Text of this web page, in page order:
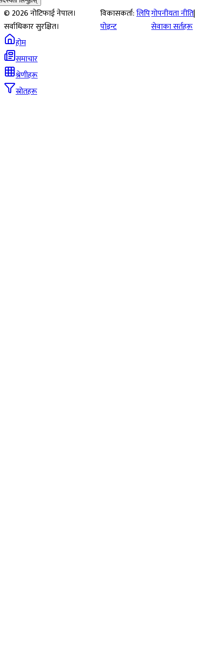
©2026नोटिफाई नेपाल।
सर्वाधिकार सुरक्षित।
विकासकर्ता:लिपि
पोइन्ट
गोपनीयता नीति|
सेवाका सर्तहरू
होम
समाचार
श्रेणीहरू
स्रोतहरू